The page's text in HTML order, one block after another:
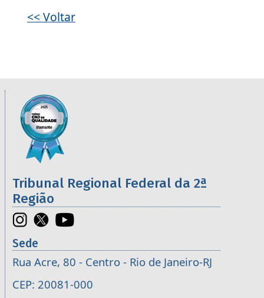
<< Voltar
Informações úteis sobre os órgãos da 2ª
Imagem
Tribunal Regional Federal da 2ª
Região
Sede
Rua Acre, 80 - Centro - Rio de Janeiro-RJ
CEP: 20081-000